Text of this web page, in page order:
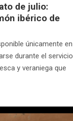
de julio:
ibérico de
únicamente en
durante el servicio
y veraniega que